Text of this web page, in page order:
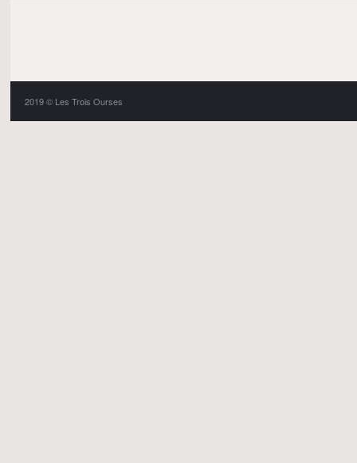
2019 © Les Trois Ourses